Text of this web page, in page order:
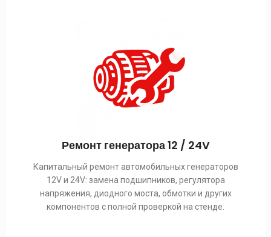
Ремонт генератора 12 / 24V
Капитальный ремонт автомобильных генераторов
12V и 24V: замена подшипников, регулятора
напряжения, диодного моста, обмотки и других
компонентов с полной проверкой на стенде.